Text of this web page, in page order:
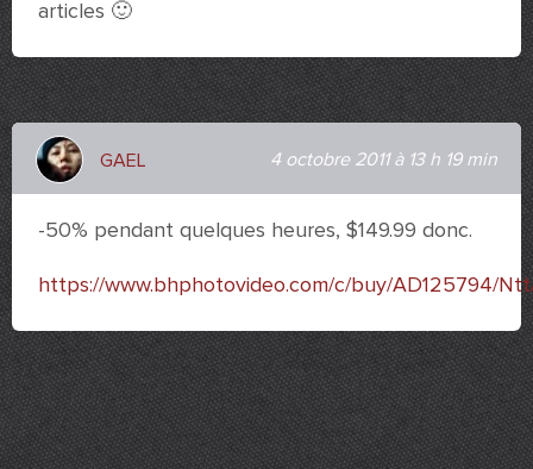
articles 🙂
GAEL 4 octobre 2011 à 13 h 19 min
-50% pendant quelques heures, $149.99 donc.
https://www.bhphotovideo.com/c/buy/AD125794/